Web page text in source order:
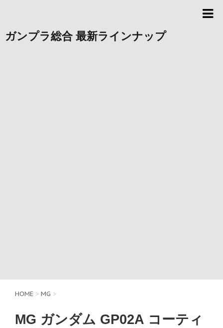
ガンプラ総合 最新ラインナップ
HOME > MG >
MG ガンダム GP02A コーティ